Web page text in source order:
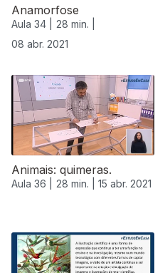
Anamorfose
Aula 34 |
28 min. |
08 abr. 2021
Animais: quimeras.
Aula 36 | 28 min. | 15 abr. 2021